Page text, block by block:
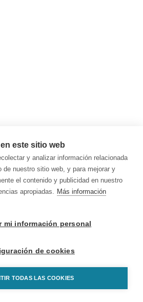
este sitio web
y analizar información relacionada
de nuestro sitio web, y para mejorar y
el contenido y publicidad en nuestro
apropiadas. Más información
mi información personal
de cookies
TODAS LAS COOKIES